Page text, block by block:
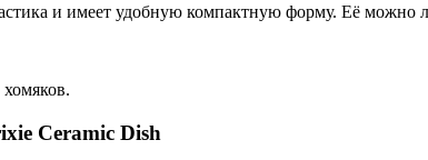
и имеет удобную компактную форму. Её
Ceramic Dish